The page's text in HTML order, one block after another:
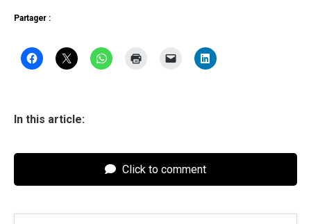
Partager :
In this article:
Click to comment